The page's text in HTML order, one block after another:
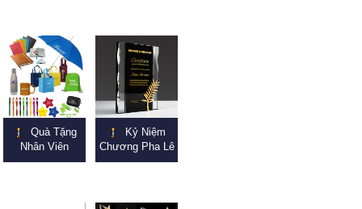
Quà Tặng
Nhân Viên
Kỷ Niệm
Chương Pha Lê